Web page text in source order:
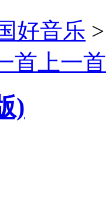
好音乐
首 上一首
)